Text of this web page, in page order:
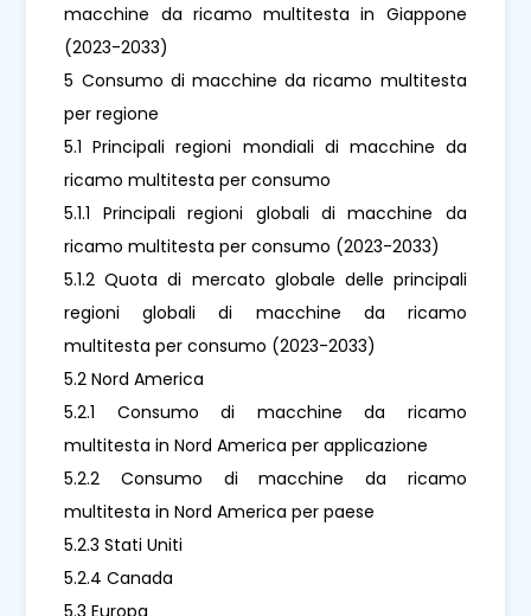
macchine da ricamo multitesta in Giappone
(2023-2033)
5 Consumo di macchine da ricamo multitesta
per regione
5.1 Principali regioni mondiali di macchine da
ricamo multitesta per consumo
5.1.1 Principali regioni globali di macchine da
ricamo multitesta per consumo (2023-2033)
5.1.2 Quota di mercato globale delle principali
regioni globali di macchine da ricamo
multitesta per consumo (2023-2033)
5.2 Nord America
5.2.1 Consumo di macchine da ricamo
multitesta in Nord America per applicazione
5.2.2 Consumo di macchine da ricamo
multitesta in Nord America per paese
5.2.3 Stati Uniti
5.2.4 Canada
5.3 Europa